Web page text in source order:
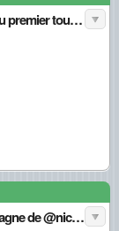
[HEURE PAR HEURE] Les réactions de l’UMP au premier tour sur Twitter
[EN DIRECT] Live-tweet #UMP de la fin de campagne de @nicolassarkozy